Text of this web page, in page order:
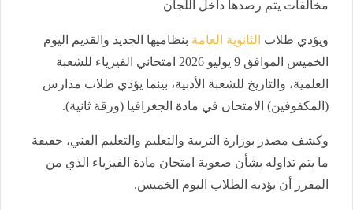
مخالفات يتم رصدها داخل اللجان
ويؤدي طلاب الثانوية العامة بنظاميها الجديد والقديم اليوم
الخميس الموافق 9 يوليو 2026 امتحاني الفيزياء للشعبة
العلمية، والتاريخ للشعبة الأدبية، بينما يؤدي طلاب مدارس
(المكفوفين) الامتحان في مادة الجغرافيا (ورقة ثانية).
وكشف مصدر بوزارة التربية والتعليم والتعليم الفني، حقيقة
ما يتم تداوله بشأن صعوبة امتحان مادة الفيزياء الذي من
المقرر أن يؤديه الطلاب اليوم الخميس.